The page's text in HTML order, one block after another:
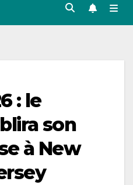
: le
son
à New